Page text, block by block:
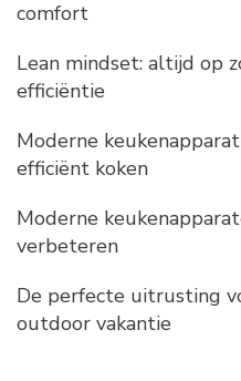
comfort
Lean mindset: altijd op
efficiëntie
Moderne
efficiënt koken
Moderne
verbeteren
De perfecte uitrusting
outdoor vakantie